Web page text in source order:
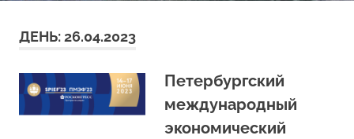
ДЕНЬ:26.04.2023
Петербургский
международный
экономический